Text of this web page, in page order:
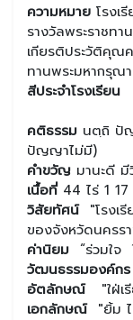
ความหมาย โรงเ
รางวัลพระราชท
เกียรติประวัติคุณ
ทานพระมหากรุณ
สีประจำโรงเรียน
สีขาว หม
คติธรรม นตฺถิ ปั
ปัญญาไม่มี)
คำขวัญ มานะดี
เนื้อที่ 44 ไร่ 1 17
วิสัยทัศน์ "โรงเ
ของจังหวัดนครร
ค่านิยม “ร่วมใ
วัฒนธรรมองค์กร
อัตลักษณ์
"ใฝ่เ
เอกลักษณ์"ยิ้ม ไ